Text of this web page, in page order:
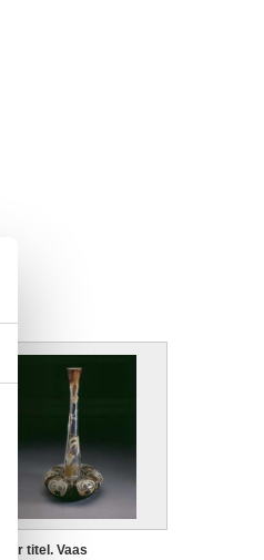
titel. Vaas